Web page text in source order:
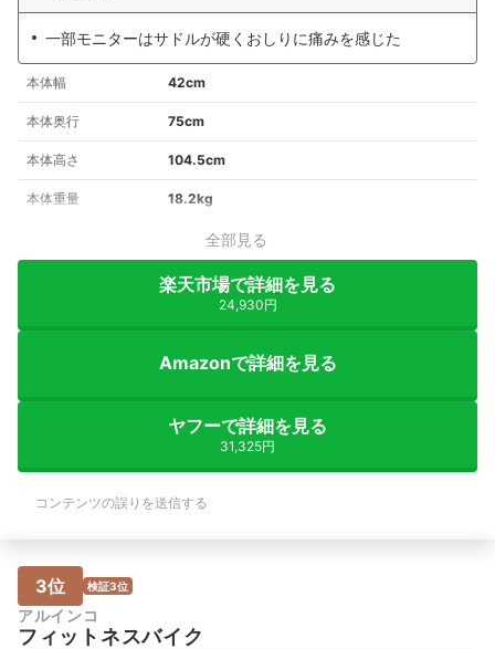
一部モニターはサドルが硬くおしりに痛みを感じた
本体幅 42cm
本体奥行 75cm
本体高さ 104.5cm
本体重量 18.2kg
全部見る
楽天市場で詳細を見る
24,930円
Amazonで詳細を見る
ヤフーで詳細を見る
31,325円
コンテンツの誤りを送信する
3位 検証3位
アルインコ
フィットネスバイク